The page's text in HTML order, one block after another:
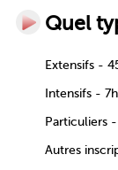
Quel
Extensifs -
Intensifs -
Particuliers
Autres